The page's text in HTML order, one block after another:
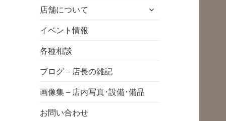
オフ | 子どもと一
緒にいながら自分
時間を*広島の託児
付きリフレッシュ
空間・コワーキン
グスペース・シェ
アスペース・レン
店舗について
サ
展
開
イベント情報
各種相談
ブログ – 店長の雑記
画像集 – 店内写真･設備･備品
お問い合わせ